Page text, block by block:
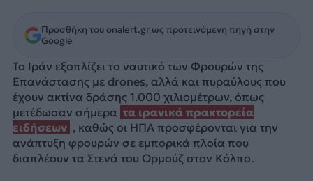
Προσθήκη του onalert.gr ως προτεινόμενη πηγή στην
Google
Το Ιράν εξοπλίζει το ναυτικό των Φρουρών της
Επανάστασης με drones, αλλά και πυραύλους που
έχουν ακτίνα δράσης 1.000 χιλιομέτρων, όπως
μετέδωσαν σήμερα τα ιρανικά πρακτορεία
ειδήσεων , καθώς οι ΗΠΑ προσφέρονται για την
ανάπτυξη φρουρών σε εμπορικά πλοία που
διαπλέουν τα Στενά του Ορμούζ στον Κόλπο.